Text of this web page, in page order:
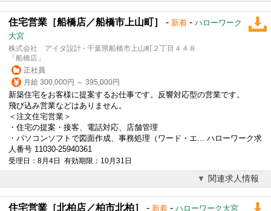
住宅営業［船橋店／船橋市上山町］ - 新着 - ハローワーク
大宮
株式会社 アイダ設計 - 千葉県船橋市上山町２丁目４４８
「船橋店」
正社員
月給 300,000円 ～ 395,000円
新築住宅をお客様に提案するお仕事です。反響対応型の営業です。
飛び込み営業などはありません。
＜注文住宅営業 ＞
・住宅の提案・接客、電話対応、店舗管理
・パソコンソフトで図面作成、事務処理（ワード・エ... ハローワーク求
人番号 11030-25940361
受理日：8月4日 有効期限：10月31日
関連求人情報
住宅営業［北柏店／柏市北柏］ - 新着 - ハローワーク大宮